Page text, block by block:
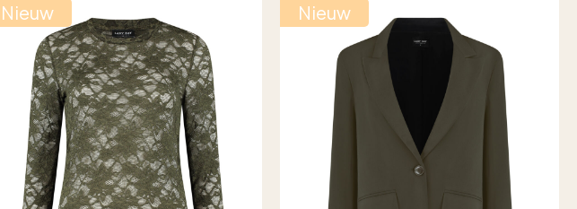
Nieuw Nieuw